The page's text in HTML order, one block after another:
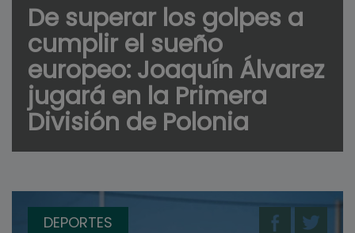
De superar los golpes a
cumplir el sueño
europeo: Joaquín Álvarez
jugará en la Primera
División de Polonia
DEPORTES